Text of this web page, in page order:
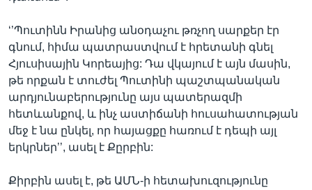
‘’Պուտինն Իրանից անօդաչու թռչող սարքեր էր
գնում, հիմա պատրաստվում է հրետանի գնել
Հյուսիսային Կորեայից: Դա վկայում է այն մասին,
թե որքան է տուժել Պուտինի պաշտպանական
արդյունաբերությունը այս պատերազմի
հետևանքով, և ինչ աստիճանի հուսահատության
մեջ է նա ընկել, որ հայացքը հառում է դեպի այլ
երկրներ’’, ասել է Քըրբին:
Քիրբին ասել է, թե ԱՄՆ-ի հետախուզությունը